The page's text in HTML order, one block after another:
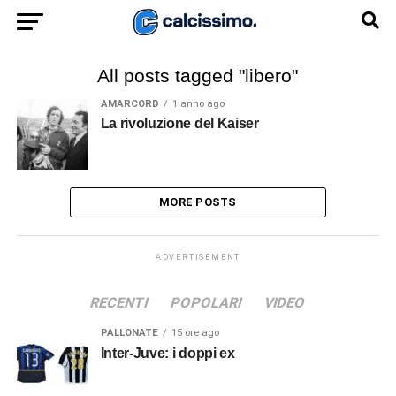
All posts tagged "libero"
AMARCORD 1 anno ago
La rivoluzione del Kaiser
MORE POSTS
ADVERTISEMENT
RECENTI POPOLARI VIDEO
PALLONATE 15 ore ago
Inter-Juve: i doppi ex